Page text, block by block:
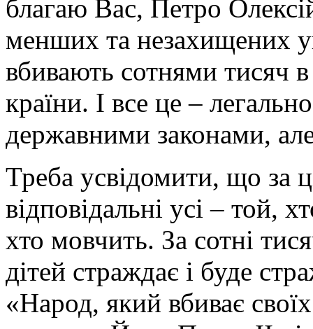
благаю Вас, Петро
менших та незахищених
вбивають сотнями тисяч
країни. І все це –
державними законами,
Треба усвідомити, що за
відповідальні усі – той,
хто мовчить. За сотні
дітей страждає і буде
«Народ, який вбиває